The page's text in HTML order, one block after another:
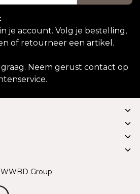
je account. Volg je bestelling,
of retourneer een artikel.
Neem gerust contact op
Group: